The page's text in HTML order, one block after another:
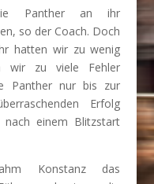
Panther an ihr
so der Coach. Doch
hatten wir zu wenig
wir zu viele Fehler
Panther nur bis zur
Erfolg
einem Blitzstart
Konstanz das